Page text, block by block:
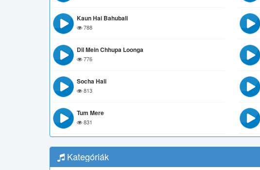
Kaun Hai Bahubali
788
Dil Mein Chhupa Loonga
776
Socha Hali
813
Tum Mere
831
Kategóriák